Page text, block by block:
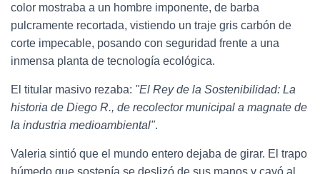
color mostraba a un hombre imponente, de barba
pulcramente recortada, vistiendo un traje gris carbón de
corte impecable, posando con seguridad frente a una
inmensa planta de tecnología ecológica.
El titular masivo rezaba: "El Rey de la Sostenibilidad: La
historia de Diego R., de recolector municipal a magnate de
la industria medioambiental".
Valeria sintió que el mundo entero dejaba de girar. El trapo
húmedo que sostenía se deslizó de sus manos y cayó al